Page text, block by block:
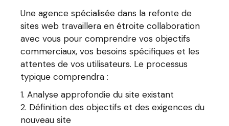
Une agence spécialisée dans la refonte de
sites web travaillera en étroite collaboration
avec vous pour comprendre vos objectifs
commerciaux, vos besoins spécifiques et les
attentes de vos utilisateurs. Le processus
typique comprendra :
Analyse approfondie du site existant
Définition des objectifs et des exigences du
nouveau site